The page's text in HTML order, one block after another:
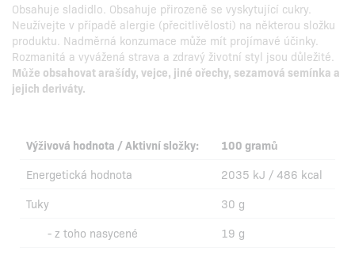
Obsahuje sladidlo. Obsahuje přirozeně se vyskytující cukry.
Neužívejte v případě alergie (přecitlivělosti) na některou složku
produktu. Nadměrná konzumace může mít projímavé účinky.
Rozmanitá a vyvážená strava a zdravý životní styl jsou důležité.
Může obsahovat arašídy, vejce, jiné ořechy, sezamová semínka a
jejich deriváty.
Výživová hodnota / Aktivní složky:
100 gramů
Energetická hodnota
2035 kJ / 486 kcal
Tuky
30 g
- z toho nasycené
19 g